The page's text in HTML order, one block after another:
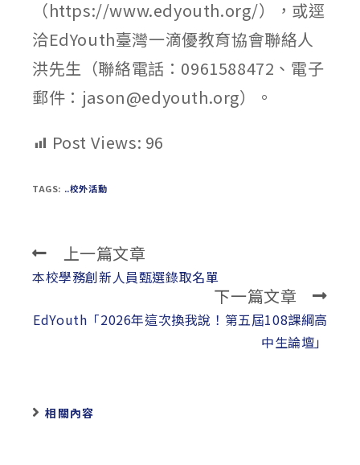
（https://www.edyouth.org/），或逕
洽EdYouth臺灣一滴優教育協會聯絡人
洪先生（聯絡電話：0961588472、電子
郵件：jason@edyouth.org）。
Post Views: 96
TAGS: ..校外活動
Read
more
上一篇文章
本校學務創新人員甄選錄取名單
下一篇文章
EdYouth「2026年這次換我說！第五屆108課綱高
中生論壇」
相關內容